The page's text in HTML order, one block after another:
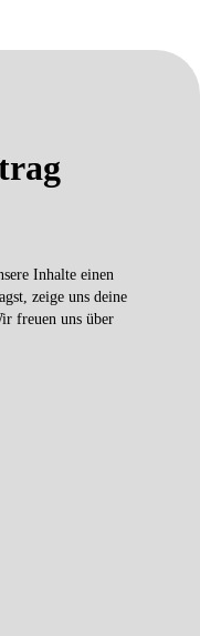
Inhalte einen
zeige uns deine
freuen uns über